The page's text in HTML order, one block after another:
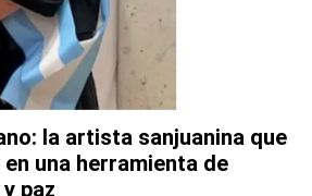
la artista sanjuanina que
una herramienta de
paz